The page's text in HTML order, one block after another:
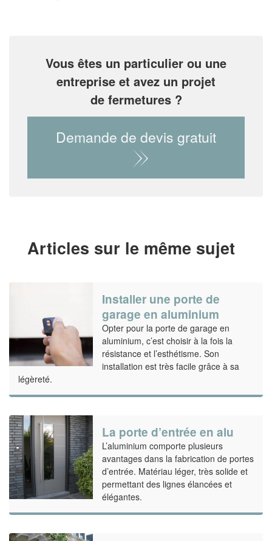
Vous êtes un particulier ou une
entreprise et avez un projet
de fermetures ?
Demande de devis gratuit
Articles sur le même sujet
Installer une porte de
garage en aluminium
Opter pour la porte de garage en
aluminium, c’est choisir à la fois la
résistance et l’esthétisme. Son
installation est très facile grâce à sa
légèreté.
La porte d’entrée en alu
L’aluminium comporte plusieurs
avantages dans la fabrication de portes
d’entrée. Matériau léger, très solide et
permettant des lignes élancées et
élégantes.